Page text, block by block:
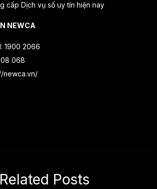
cấp Dịch vụ số uy tín hiện nay
NEWCA
1900 2066
068
newca.vn/
Related Posts